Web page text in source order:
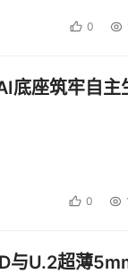
0
底座筑牢自主
0
与U.2超薄